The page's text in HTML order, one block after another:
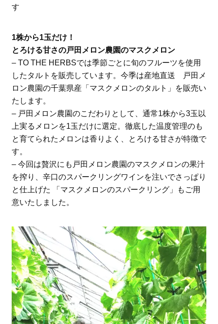
す
1株から1玉だけ！
とろける甘さの戸田メロン農園のマスクメロン
– TO THE HERBSでは季節ごとに旬のフルーツを使用
したタルトを販売しています。今季は産地直送 戸田メ
ロン農園の千葉県産「マスクメロンのタルト」を販売い
たします。
– 戸田メロン農園のこだわりとして、通常1株から3玉以
上実るメロンを1玉だけに選定。徹底した温度管理のも
と育てられたメロンは香りよく、とろける甘さが特徴で
す。
– 今回は贅沢にも戸田メロン農園のマスクメロンの果汁
を搾り、辛口のスパークリングワインを注いでさっぱり
と仕上げた 「マスクメロンのスパークリング」もご用
意いたしました。